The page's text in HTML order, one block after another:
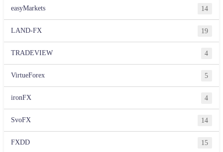
easyMarkets 14
LAND-FX 19
TRADEVIEW 4
VirtueForex 5
ironFX 4
SvoFX 14
FXDD 15